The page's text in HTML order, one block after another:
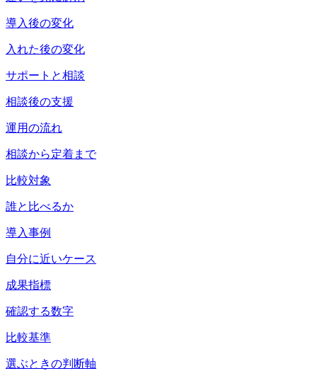
導入後の変化
入れた後の変化
サポートと相談
相談後の支援
運用の流れ
相談から定着まで
比較対象
誰と比べるか
導入事例
自分に近いケース
成果指標
確認する数字
比較基準
選ぶときの判断軸